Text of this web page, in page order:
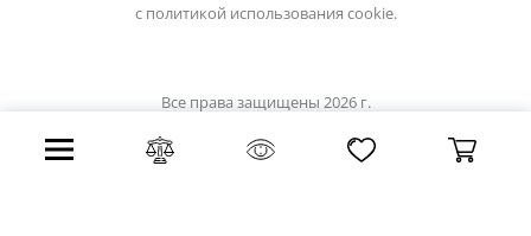
с политикой использования cookie.
Все права защищены 2026 г.